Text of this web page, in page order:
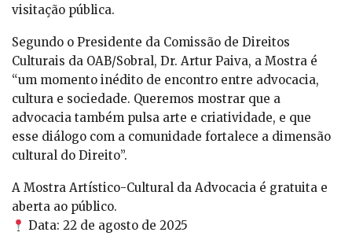
visitação pública.
Segundo o Presidente da Comissão de Direitos
Culturais da OAB/Sobral, Dr. Artur Paiva, a Mostra é
“um momento inédito de encontro entre advocacia,
cultura e sociedade. Queremos mostrar que a
advocacia também pulsa arte e criatividade, e que
esse diálogo com a comunidade fortalece a dimensão
cultural do Direito”.
A Mostra Artístico-Cultural da Advocacia é gratuita e
aberta ao público.
Data: 22 de agosto de 2025